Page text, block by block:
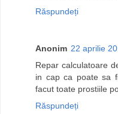
Răspundeți
Anonim 22 aprilie
Repar calculatoare
in cap ca poate sa
facut toate prostiile
Răspundeți